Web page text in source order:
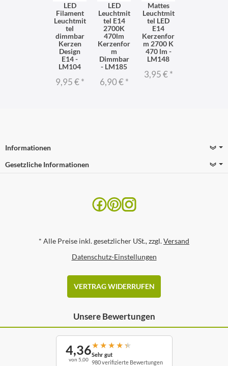
LED
Filament
Leuchtmit
tel
dimmbar
Kerzen
Design
E14 -
LM104
9,95 €*
LED
Leuchtmit
tel E14
2700K
470lm
Kerzenfor
m
Dimmbar
- LM185
6,90 €*
Mattes
Leuchtmit
tel LED
E14
Kerzenfor
m 2700 K
470 lm -
LM148
3,95 €*
Informationen
Gesetzliche Informationen
* Alle Preise inkl. gesetzlicher USt., zzgl.Versand
Datenschutz-Einstellungen
VERTRAG WIDERRUFEN
Unsere Bewertungen
4,36
von 5,00
★ ★ ★ ★ ★
Sehr gut
980 verifizierte Bewertungen